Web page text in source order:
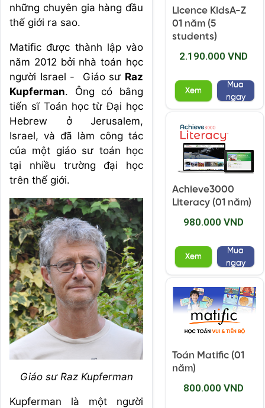
những chuyên gia hàng đầu
thế giới ra sao.
Matific được thành lập vào
năm 2012 bởi nhà toán học
người Israel - Giáo sư Raz
Kupferman. Ông có bằng
tiến sĩ Toán học từ Đại học
Hebrew ở Jerusalem,
Israel, và đã làm công tác
của một giáo sư toán học
tại nhiều trường đại học
trên thế giới.
Giáo sư Raz Kupferman
Kupferman là một người
Licence KidsA-Z
01 năm (5
students)
2.190.000 VND
Xem
Mua
ngay
Achieve3000
Literacy (01 năm)
980.000 VND
Xem
Mua
ngay
Toán Matific (01
năm)
800.000 VND